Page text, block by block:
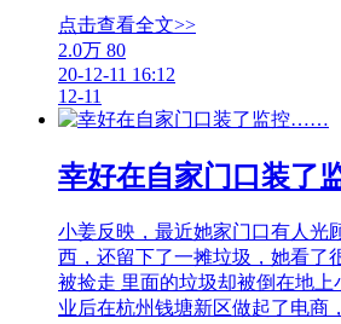
点击查看全文>>
2.0万 80
20-12-11 16:12
12-11
幸好在自家门口装
小姜反映，最近她家门口有人光
西，还留下了一摊垃圾，她看了
被捡走 里面的垃圾却被倒在地
业后在杭州钱塘新区做起了电商